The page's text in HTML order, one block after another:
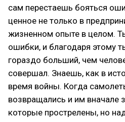
сам перестаешь бояться
ценное не только в
жизненном опыте в целом.
ошибки, и благодаря этому
гораздо больший, чем
совершал. Знаешь, как в
время войны. Когда
возвращались и им вначале
которые прострелены, но